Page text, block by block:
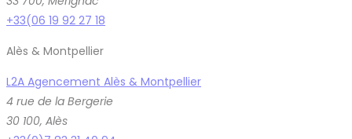
+33(06 19 92 27 18
Alès & Montpellier
L2A Agencement Alès & Montpellier
4 rue de la Bergerie
30 100, Alès